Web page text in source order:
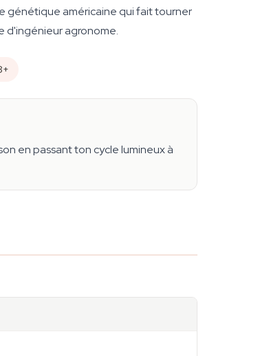
génétique américaine qui fait tourner
d'ingénieur agronome.
en passant ton cycle lumineux à